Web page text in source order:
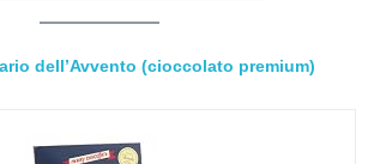
dell’Avvento (cioccolato premium)